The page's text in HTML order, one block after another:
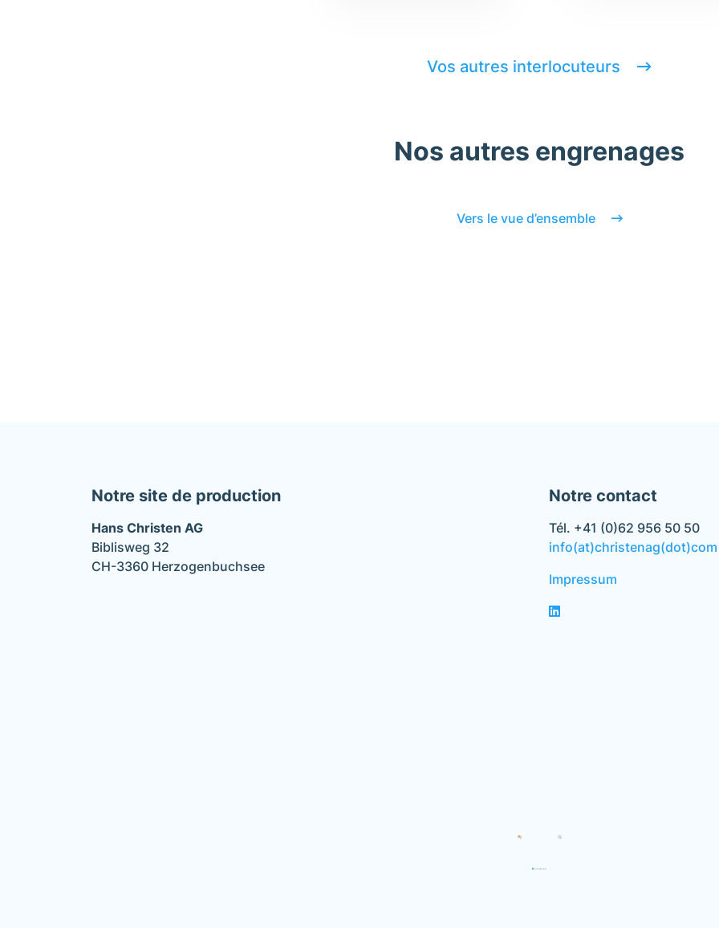
Vos autres interlocuteurs
Nos autres engrenages
Vers le vue d’ensemble
Notre site de production
Hans Christen AG
Biblisweg 32
CH-3360 Herzogenbuchsee
Notre contact
Tél. +41 (0)62 956 50 50
info(at)christenag(dot)com
Impressum